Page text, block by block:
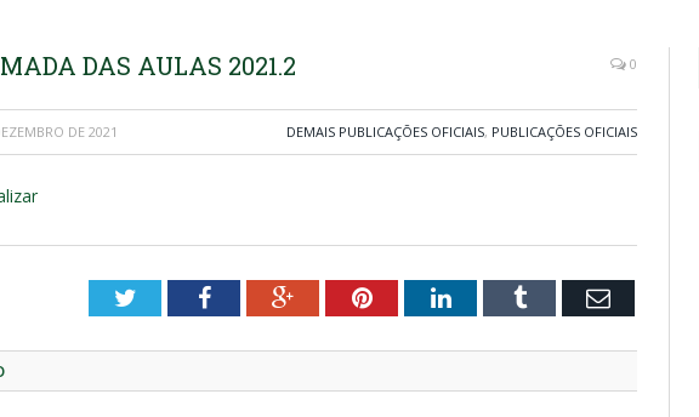
DAS AULAS 2021.2 0
DE 2021 DEMAIS PUBLICAÇÕES OFICIAIS, PUBLICAÇÕES OFICIAIS
TwitterFacebookGoogle+PinterestLinkedInTumblr Email